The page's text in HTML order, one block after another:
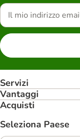
Servizi
Vantaggi
Acquisti
Seleziona Paese